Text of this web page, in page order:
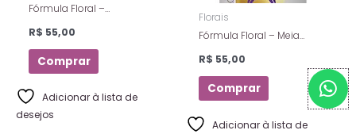
Fórmula Floral –
Saint Germain – Spray – 10
Ml
R$ 55,00
Comprar
Adicionar à lista de
desejos
Florais
Fórmula Floral – Meia
Germain – 10 Ml
R$ 55,00
Comprar
Adicionar à lista de
W
h
a